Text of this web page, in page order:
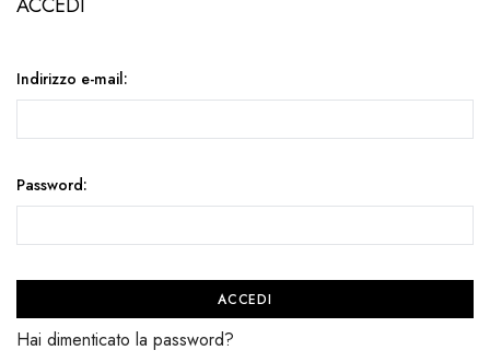
Indirizzo e-mail:
Password:
Hai dimenticato la password?